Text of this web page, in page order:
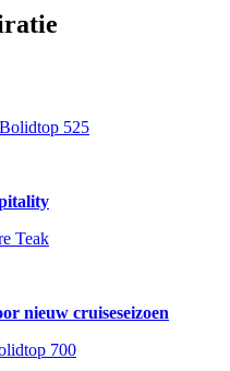
nieuw cruiseseizoen